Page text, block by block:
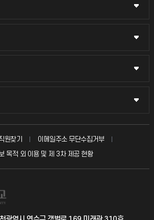
원찾기
이메일주소 무단수집거부
목적 외 이용 및 제 3차 제공 현황